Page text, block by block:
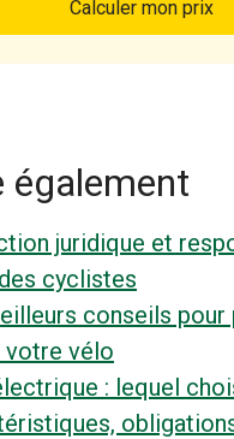
Calculer mon prix
également
juridique et
cyclistes
conseils pour
votre vélo
: lequel